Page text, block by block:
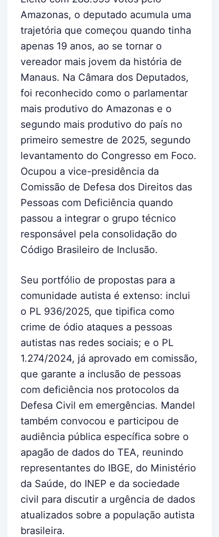
Amazonas, o deputado acumula uma
trajetória que começou quando tinha
apenas 19 anos, ao se tornar o
vereador mais jovem da história de
Manaus. Na Câmara dos Deputados,
foi reconhecido como o parlamentar
mais produtivo do Amazonas e o
segundo mais produtivo do país no
primeiro semestre de 2025, segundo
levantamento do Congresso em Foco.
Ocupou a vice-presidência da
Comissão de Defesa dos Direitos das
Pessoas com Deficiência quando
passou a integrar o grupo técnico
responsável pela consolidação do
Código Brasileiro de Inclusão.
Seu portfólio de propostas para a
comunidade autista é extenso: inclui
o PL 936/2025, que tipifica como
crime de ódio ataques a pessoas
autistas nas redes sociais; e o PL
1.274/2024, já aprovado em comissão,
que garante a inclusão de pessoas
com deficiência nos protocolos da
Defesa Civil em emergências. Mandel
também convocou e participou de
audiência pública específica sobre o
apagão de dados do TEA, reunindo
representantes do IBGE, do Ministério
da Saúde, do INEP e da sociedade
civil para discutir a urgência de dados
atualizados sobre a população autista
brasileira.